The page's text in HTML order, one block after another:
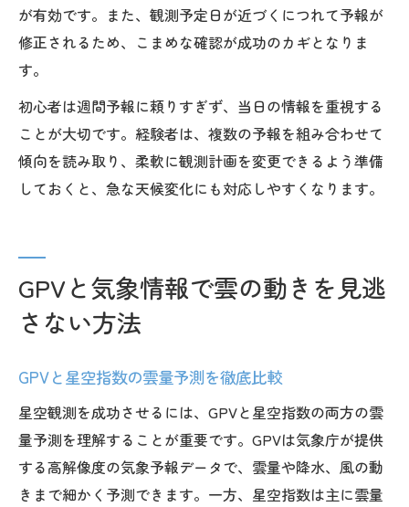
が有効です。また、観測予定日が近づくにつれて予報が
修正されるため、こまめな確認が成功のカギとなりま
す。
初心者は週間予報に頼りすぎず、当日の情報を重視する
ことが大切です。経験者は、複数の予報を組み合わせて
傾向を読み取り、柔軟に観測計画を変更できるよう準備
しておくと、急な天候変化にも対応しやすくなります。
GPVと気象情報で雲の動きを見逃
さない方法
GPVと星空指数の雲量予測を徹底比較
星空観測を成功させるには、GPVと星空指数の両方の雲
量予測を理解することが重要です。GPVは気象庁が提供
する高解像度の気象予報データで、雲量や降水、風の動
きまで細かく予測できます。一方、星空指数は主に雲量